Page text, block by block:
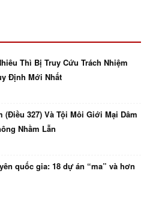
Thì Bị Truy Cứu Trách Nhiệm
Định Mới Nhất
(Điều 327) Và Tội Môi Giới Mại Dâm
Nhầm Lẫn
quốc gia: 18 dự án “ma” và hơn